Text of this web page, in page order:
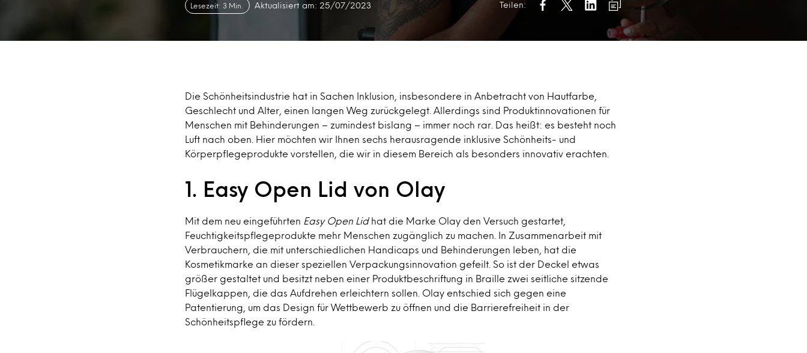
Lesezeit: 3 Min. Aktualisiert am: 25/07/2023 Teilen:
Die Schönheitsindustrie hat in Sachen Inklusion, insbesondere in Anbetracht von Hautfarbe,
Geschlecht und Alter, einen langen Weg zurückgelegt. Allerdings sind Produktinnovationen für
Menschen mit Behinderungen – zumindest bislang – immer noch rar. Das heißt: es besteht noch
Luft nach oben. Hier möchten wir Ihnen sechs herausragende inklusive Schönheits- und
Körperpflegeprodukte vorstellen, die wir in diesem Bereich als besonders innovativ erachten.
1. Easy Open Lid von Olay
Mit dem neu eingeführten Easy Open Lidhat die Marke Olay den Versuch gestartet,
Feuchtigkeitspflegeprodukte mehr Menschen zugänglich zu machen. In Zusammenarbeit mit
Verbrauchern, die mit unterschiedlichen Handicaps und Behinderungen leben, hat die
Kosmetikmarke an dieser speziellen Verpackungsinnovation gefeilt. So ist der Deckel etwas
größer gestaltet und besitzt neben einer Produktbeschriftung in Braille zwei seitliche sitzende
Flügelkappen, die das Aufdrehen erleichtern sollen. Olay entschied sich gegen eine
Patentierung, um das Design für Wettbewerb zu öffnen und die Barrierefreiheit in der
Schönheitspflege zu fördern.